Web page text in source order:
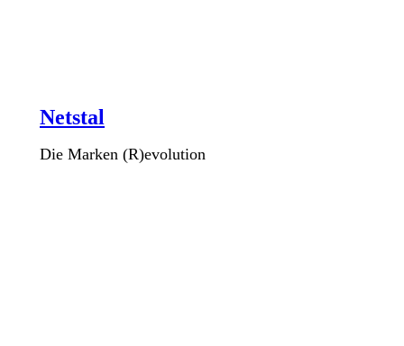
Netstal
Die Marken (R)evolution